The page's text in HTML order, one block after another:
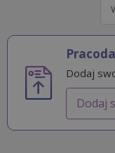
Dodaj
Dodaj